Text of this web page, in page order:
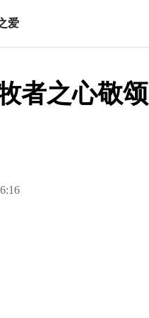
爱
者之心敬颂